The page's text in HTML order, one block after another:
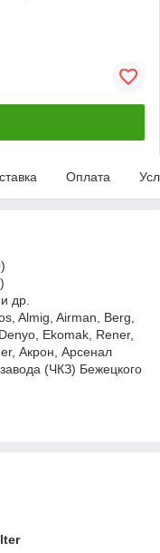
Оплата
др.
Almig, Airman, Berg,
Ekomak, Rener,
Акрон, Арсенал
(ЧКЗ) Бежецкого